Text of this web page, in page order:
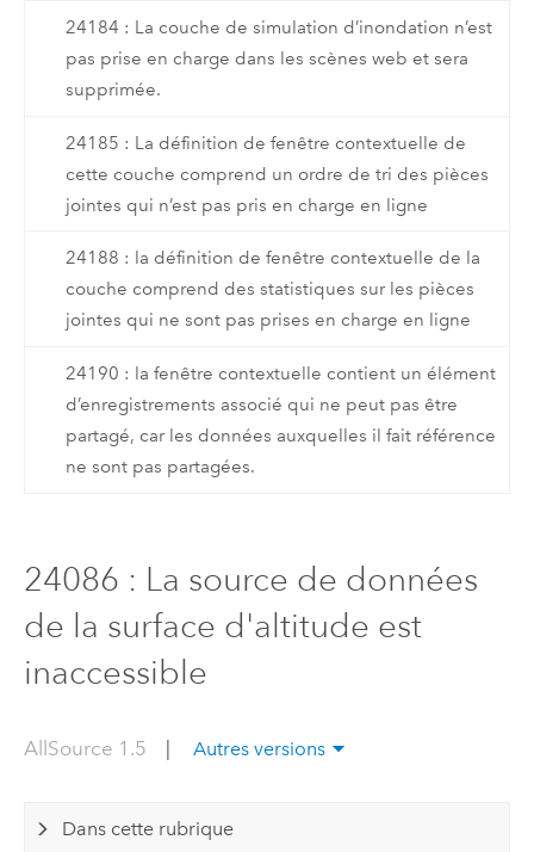
24184 : La couche de simulation d’inondation n’est
pas prise en charge dans les scènes web et sera
supprimée.
24185 : La définition de fenêtre contextuelle de
cette couche comprend un ordre de tri des pièces
jointes qui n’est pas pris en charge en ligne
24188 : la définition de fenêtre contextuelle de la
couche comprend des statistiques sur les pièces
jointes qui ne sont pas prises en charge en ligne
24190 : la fenêtre contextuelle contient un élément
d’enregistrements associé qui ne peut pas être
partagé, car les données auxquelles il fait référence
ne sont pas partagées.
24086 : La source de données
de la surface d'altitude est
inaccessible
AllSource 1.5 | Autres versions
Dans cette rubrique